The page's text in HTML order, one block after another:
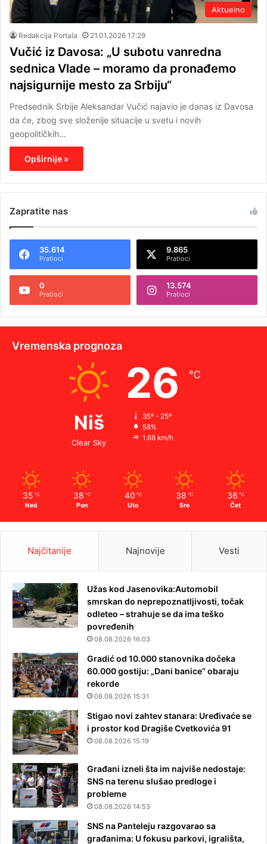
Aktuelno
Redakcija Portala 21.01.2026 17:29
Vučić iz Davosa: „U subotu vanredna
sednica Vlade – moramo da pronađemo
najsigurnije mesto za Srbiju“
Predsednik Srbije Aleksandar Vučić najavio je danas iz Davosa
da će, zbog sve složenije situacije u svetu i novih
geopolitičkih…
Opširnije »
Zapratite nas
35.614
Pratioci
9.865
Pratioci
0
Pratioci
13.574
Pratioci
Vremenska prognoza
Niš
Clear Sky
26 ℃
35º - 25º
58%
1.68 km/h
35 ℃
Ned
38 ℃
Pon
40 ℃
Uto
38 ℃
Sre
36 ℃
Čet
Najčitanije Najnovije Vesti
Užas kod Jasenovika:Automobil
smrskan do neprepoznatljivosti, točak
odleteo – strahuje se da ima teško
povređenih
08.08.2026 16:03
Gradić od 10.000 stanovnika dočeka
60.000 gostiju: „Dani banice“ obaraju
rekorde
08.08.2026 15:31
Stigao novi zahtev stanara: Uređivaće se
i prostor kod Dragiše Cvetkovića 91
08.08.2026 15:19
Građani izneli šta im najviše nedostaje:
SNS na terenu slušao predloge i
probleme
08.08.2026 14:53
SNS na Panteleju razgovarao sa
građanima: U fokusu parkovi, igrališta,